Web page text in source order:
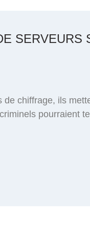
SERVEURS
chiffrage, ils
pourraient